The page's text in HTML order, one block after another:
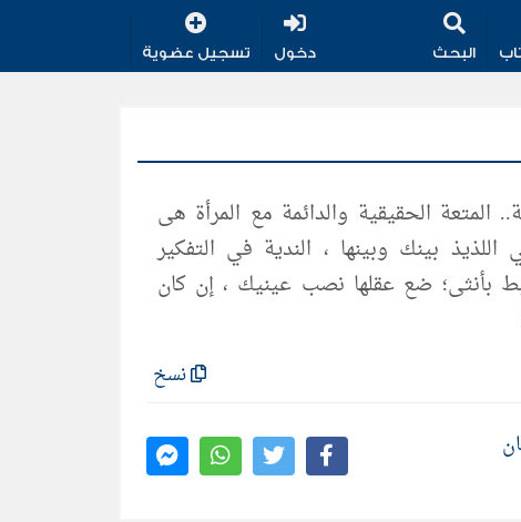
البحث دخول تسجيل عضوية
الحقيقية والدائمة مع المرأة هى
بينك وبينها ، الندية في التفكير
بأنثى؛ ضع عقلها نصب عينيك ، إن كان
نسخ